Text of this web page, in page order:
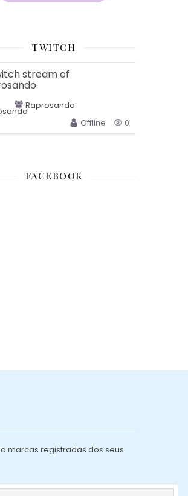
TWITCH
Raprosando
Offline
0
FACEBOOK
marcas registradas dos seus